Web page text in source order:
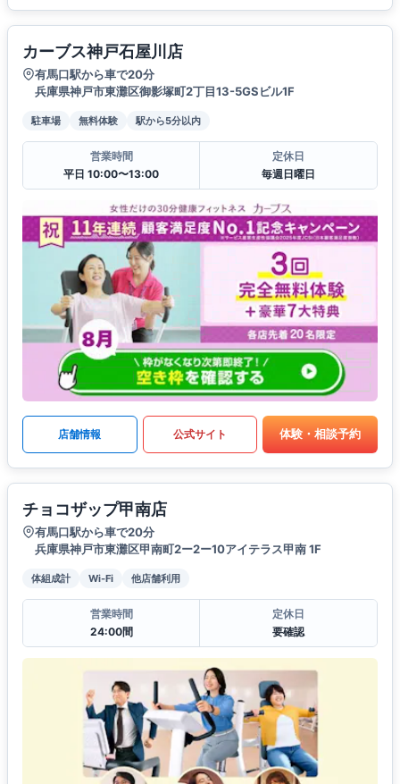
カーブス神戸石屋川店
有馬口駅から車で20分
兵庫県神戸市東灘区御影塚町2丁目13-5GSビル1F
駐車場 無料体験 駅から5分以内
営業時間
平日 10:00〜13:00
定休日
毎週日曜日
店舗情報 公式サイト 体験・相談予約
チョコザップ甲南店
有馬口駅から車で20分
兵庫県神戸市東灘区甲南町2ー2ー10アイテラス甲南 1F
体組成計 Wi-Fi 他店舗利用
営業時間
24:00間
定休日
要確認